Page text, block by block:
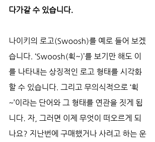
다가갈 수 있습니다.
나이키의 로고(Swoosh)를 예로 들어 보겠
습니다. ‘Swoosh(휙~)’를 보기만 해도 이
를 나타내는 상징적인 로고 형태를 시각화
할 수 있습니다. 그리고 무의식적으로 ‘휙
~’이라는 단어와 그 형태를 연관을 짓게 됩
니다. 자, 그러면 이제 무엇이 떠오르게 되
나요? 지난번에 구매했거나 사려고 하는 운